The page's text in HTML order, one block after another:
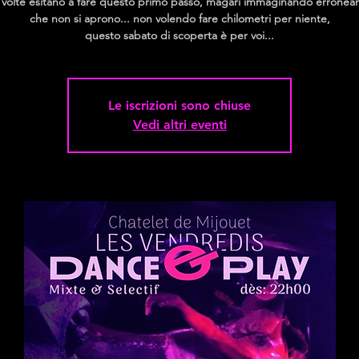
che non si aprono... non volendo fare chilometri per niente,
questo sabato di scoperta è per voi...
Le iscrizioni sono chiuse
Vedi altri eventi